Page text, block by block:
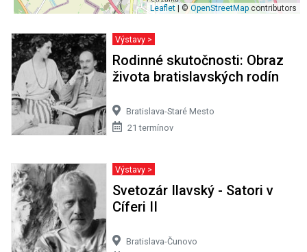
Leaflet | © OpenStreetMap contributors
Výstavy >
Rodinné skutočnosti: Obraz
života bratislavských rodín
Bratislava-Staré Mesto
21 termínov
Výstavy >
Svetozár Ilavský - Satori v
Cíferi II
Bratislava-Čunovo